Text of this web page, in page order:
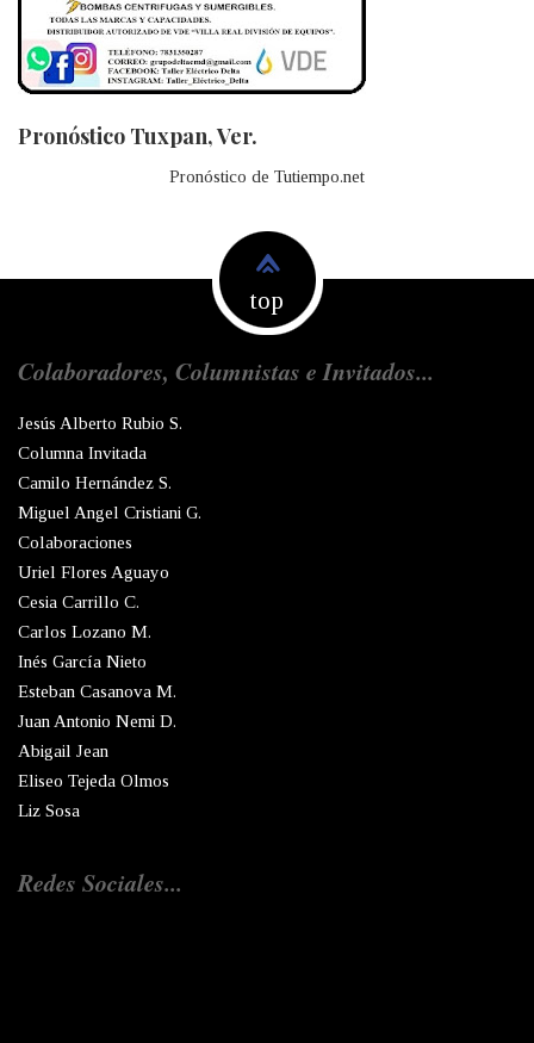
Pronóstico Tuxpan, Ver.
Pronóstico de Tutiempo.net
top
Colaboradores, Columnistas e Invitados...
Jesús Alberto Rubio S.
Columna Invitada
Camilo Hernández S.
Miguel Angel Cristiani G.
Colaboraciones
Uriel Flores Aguayo
Cesia Carrillo C.
Carlos Lozano M.
Inés García Nieto
Esteban Casanova M.
Juan Antonio Nemi D.
Abigail Jean
Eliseo Tejeda Olmos
Liz Sosa
Redes Sociales...